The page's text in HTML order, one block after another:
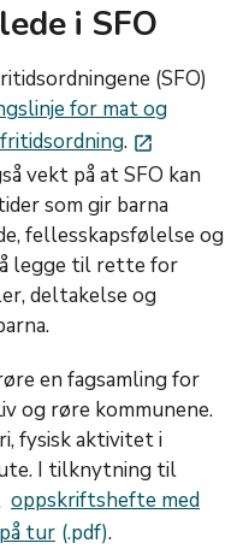
i SFO
(SFO)
for mat og
. launch
vekt på at SFO kan
som gir barna
fellesskapsfølelse og
legge til rette for
deltakelse og
en fagsamling for
og røre kommunene.
fysisk aktivitet i
I tilknytning til
oppskriftshefte med
tur
.